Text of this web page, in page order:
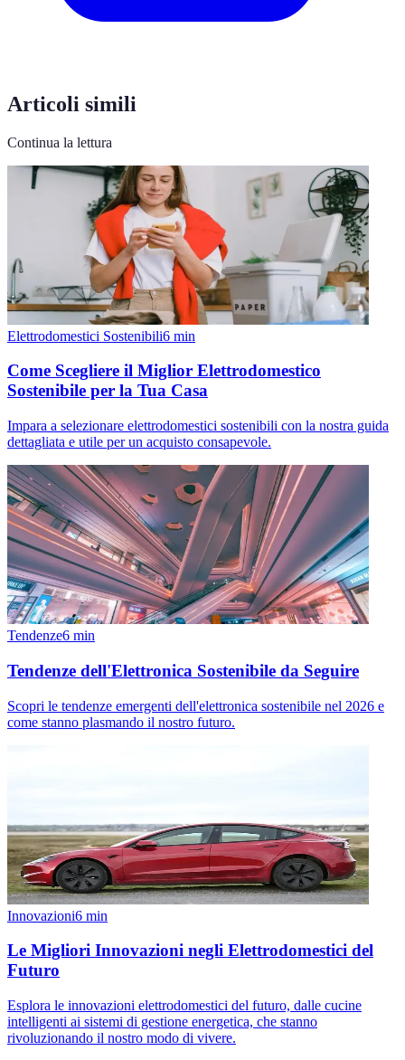
Articoli simili
Continua la lettura
Elettrodomestici Sostenibili6 min
Come Scegliere il Miglior Elettrodomestico
Sostenibile per la Tua Casa
Impara a selezionare elettrodomestici sostenibili con la nostra guida
dettagliata e utile per un acquisto consapevole.
Tendenze6 min
Tendenze dell'Elettronica Sostenibile da Seguire
Scopri le tendenze emergenti dell'elettronica sostenibile nel 2026 e
come stanno plasmando il nostro futuro.
Innovazioni6 min
Le Migliori Innovazioni negli Elettrodomestici del
Futuro
Esplora le innovazioni elettrodomestici del futuro, dalle cucine
intelligenti ai sistemi di gestione energetica, che stanno
rivoluzionando il nostro modo di vivere.